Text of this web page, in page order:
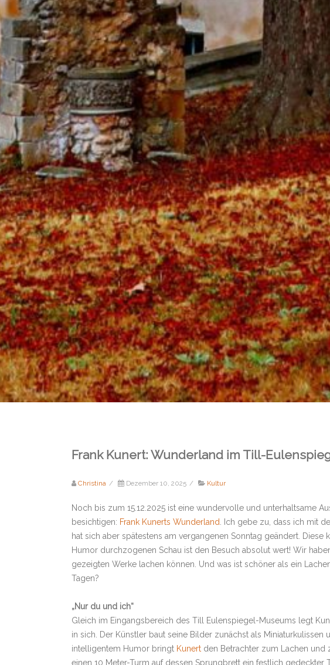
Frank Kunert: Wunderland im Till-
Christina / Dezember 10, 2025 / Kultur
Noch bis zum 15.12.2025 ist eine wundervolle und unterhaltsame
besichtigen: Frank Kunerts Wunderland
. Ich gebe zu, dass ich mit
hat sich aber spätestens am vergangenen Sonntag geändert.
Humor durchzogenen Schau ist den Besuch absolut wert! Wir
gezeigten Werke lachen können. Und was ist schöner als ein
Tagen?
„Nur du und ich“
Gleich im Eingangsbereich des Till Eulenspiegel-Museums legt
in sich. Der Künstler baut seine Bilder zunächst als
intelligentem Humor bringt Kunert den Betrachter zum Lachen und
einen 10 Meter-Turm auf dessen Sprungbrett ein festlich